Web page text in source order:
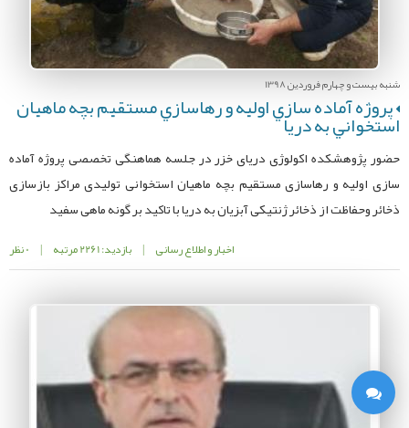
شنبه بیست و چهارم فروردین 1398
پروژه آماده سازي اولیه و رهاسازي مستقيم بچه ماهيان
استخواني به دریا
حضور پژوهشکده اکولوژی دریای خزر در جلسه هماهنگی تخصصی پروژه آماده
سازی اولیه و رهاسازی مستقيم بچه ماهيان استخوانی توليدی مراکز بازسازی
ذخائر وحفاظت از ذخائر ژنتيکی آبزيان به دريا با تاکيد بر گونه ماهی سفید
اخبار و اطلاع رسانی | بازدید: 2261 مرتبه | 0 نظر